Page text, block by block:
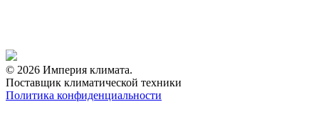
© 2026 Империя климата.
Поставщик климатической техники
Политика конфиденциальности